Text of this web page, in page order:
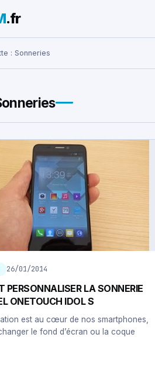
.fr
: Sonneries
26/01/2014
PERSONNALISER LA SONNERIE
ONETOUCH IDOL S
est au cœur de nos smartphones,
le fond d’écran ou la coque